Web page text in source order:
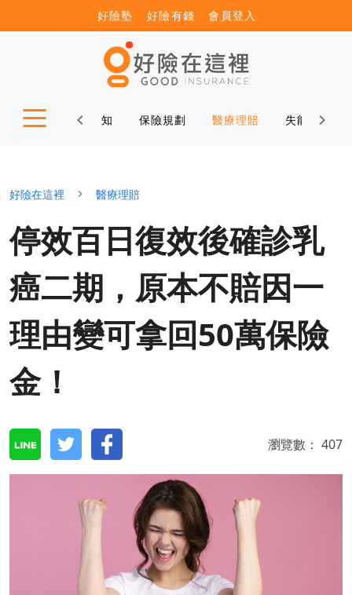
好險塾 好險有錢 會員登入
益諮詢 保險新知 保險規劃 醫療理賠 失能理賠
好險在這裡 醫療理賠
停效百日復效後確診乳
癌二期，原本不賠因一
理由變可拿回50萬保險
金！
瀏覽數： 407